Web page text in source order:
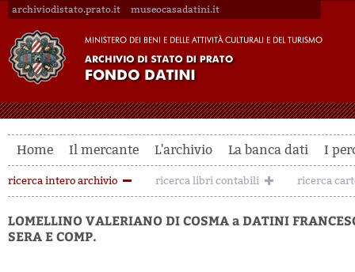
archiviodistato.prato.it museocasadatini.it
Home Il mercante L'archivio La banca dati I
ricerca intero archivio ricerca libri contabili ricerca
LOMELLINO VALERIANO DI COSMA a DATINI
SERA E COMP.